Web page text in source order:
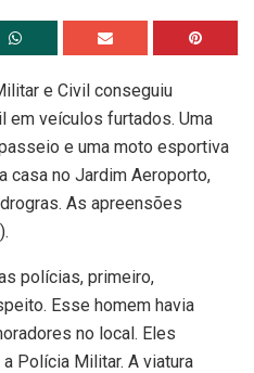
e Civil conseguiu
em veículos furtados. Uma
e uma moto esportiva
casa no Jardim Aeroporto,
As apreensões
polícias, primeiro,
Esse homem havia
no local. Eles
Polícia Militar. A viatura